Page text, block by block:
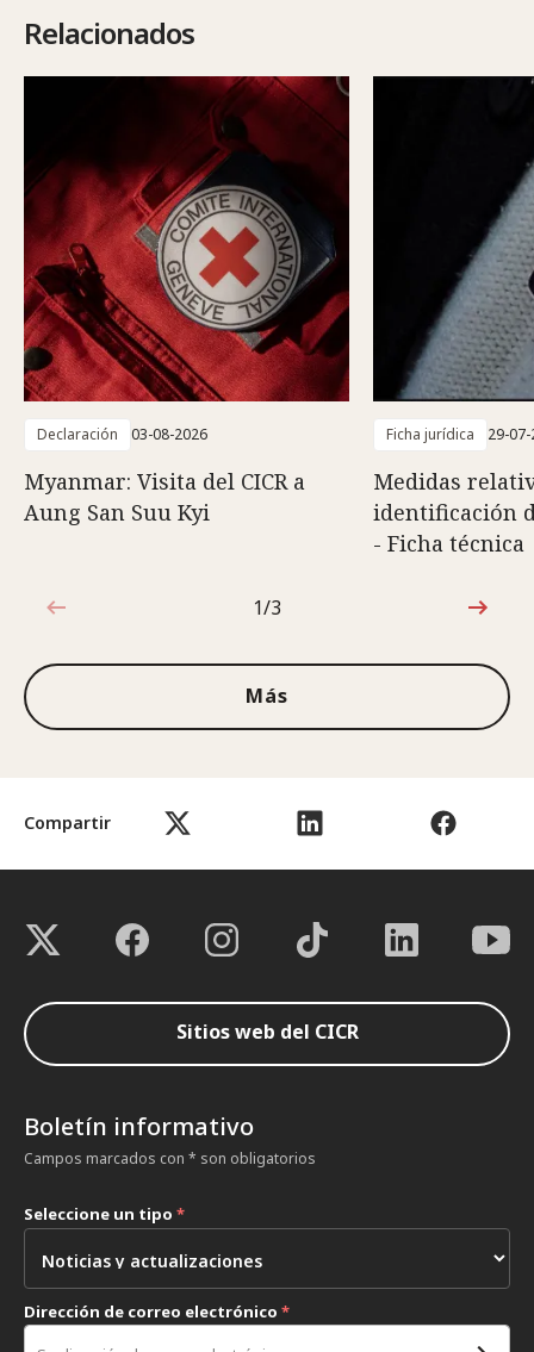
Compartir
Relacionados
Declaración 03-08-2026
Myanmar: Visita del CICR a
Aung San Suu Kyi
Ficha jurídica 29-
Medidas
identificación
- Ficha técnica
1de3
1/3
Más
Sitios web del CICR
Boletín informativo
Campos marcados con * son obligatorios
Seleccione un tipo *
Dirección de correo electrónico *